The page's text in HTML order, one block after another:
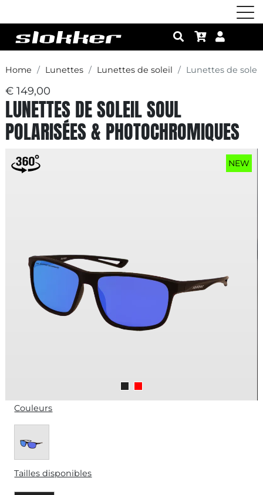
Home Lunettes Lunettes de soleil Lunettes de
€ 149,00
LUNETTES DE SOLEIL SOUL
POLARISÉES & PHOTOCHROMIQUES
NEW
Couleurs
Tailles disponibles